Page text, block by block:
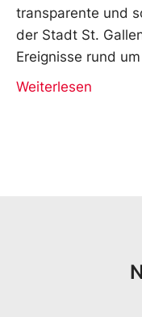
transparente und
der Stadt St.
Ereignisse rund
Weiterlesen